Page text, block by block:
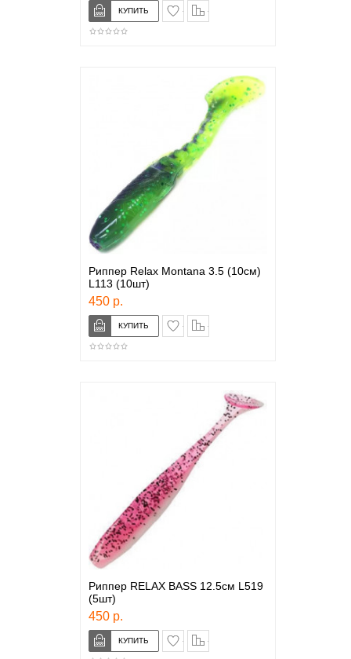
в закладки
Риппер Relax Montana 3.5 (10см)
L113 (10шт)
450 р.
в закладки
Риппер RELAX BASS 12.5см L519
(5шт)
450 р.
в закладки